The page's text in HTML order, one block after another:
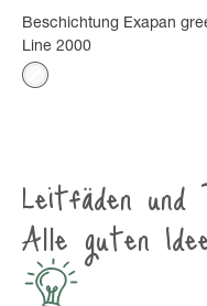
Beschichtung Exapan
Line 2000
Farbe
Weiß
Leitfäden und
Alle guten